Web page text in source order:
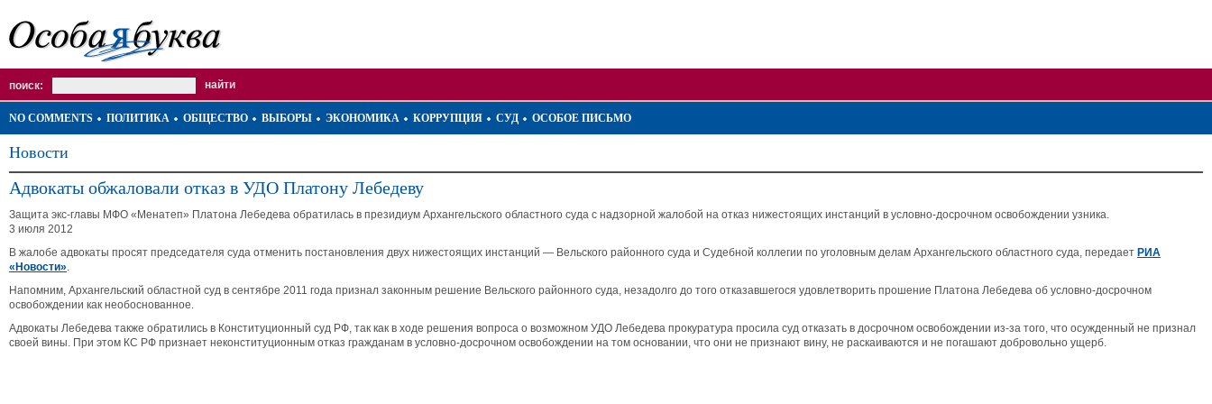
поиск:
NO COMMENTS ПОЛИТИКА ОБЩЕСТВО ВЫБОРЫ ЭКОНОМИКА КОРРУПЦИЯ СУД ОСОБОЕ ПИСЬМО
Новости
Адвокаты обжаловали отказ в УДО Платону Лебедеву
Защита экс-главы МФО «Менатеп» Платона Лебедева обратилась в президиум Архангельского областного суда с надзорной жалобой на отказ нижестоящих инстанций в условно-досрочном освобождении узника.
3 июля 2012
В жалобе адвокаты просят председателя суда отменить постановления двух нижестоящих инстанций — Вельского районного суда и Судебной коллегии по уголовным делам Архангельского областного суда, передает РИА
«Новости».
Напомним, Архангельский областной суд в сентябре 2011 года признал законным решение Вельского районного суда, незадолго до того отказавшегося удовлетворить прошение Платона Лебедева об условно-досрочном
освобождении как необоснованное.
Адвокаты Лебедева также обратились в Конституционный суд РФ, так как в ходе решения вопроса о возможном УДО Лебедева прокуратура просила суд отказать в досрочном освобождении из-за того, что осужденный не признал
своей вины. При этом КС РФ признает неконституционным отказ гражданам в условно-досрочном освобождении на том основании, что они не признают вину, не раскаиваются и не погашают добровольно ущерб.